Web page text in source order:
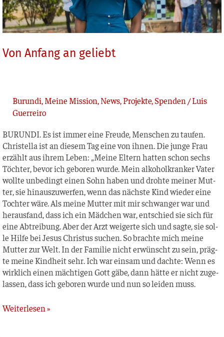
Von Anfang an geliebt
Burundi,Meine Mission,News,Projekte,Spenden /Luis
Guerreiro
BURUNDI. Es ist immer eine Freu­de, Men­schen zu tau­fen.
Christel­la ist an die­sem Tag eine von ihnen. Die jun­ge Frau
erzählt aus ihrem Leben: „Mei­ne Eltern hat­ten schon sechs
Töch­ter, bevor ich gebo­ren wur­de. Mein alko­hol­kran­ker Vater
woll­te unbe­dingt einen Sohn haben und droh­te mei­ner Mut­
ter, sie hin­aus­zu­wer­fen, wenn das nächs­te Kind wie­der eine
Toch­ter wäre. Als mei­ne Mut­ter mit mir schwan­ger war und
her­aus­fand, dass ich ein Mäd­chen war, ent­schied sie sich für
eine Abtrei­bung. Aber der Arzt wei­ger­te sich und sag­te, sie sol­
le Hil­fe bei Jesus Chris­tus suchen. So brach­te mich mei­ne
Mut­ter zur Welt. In der Fami­lie nicht erwünscht zu sein, präg­
te mei­ne Kind­heit sehr. Ich war ein­sam und dach­te: Wenn es
wirk­lich einen mäch­ti­gen Gott gäbe, dann hät­te er nicht zuge­
las­sen, dass ich gebo­ren wur­de und nun so lei­den muss.
Weiterlesen »